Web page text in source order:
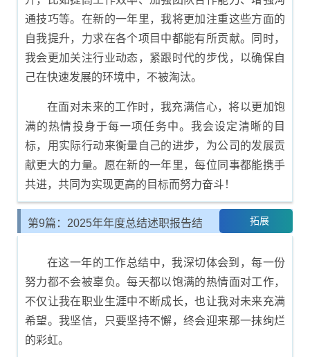
通技巧等。在新的一年里，我将更加注重这些方面的
自我提升，力求在各个项目中都能有所贡献。同时，
我会更加关注行业动态，紧跟时代的步伐，以确保自
己在快速发展的环境中，不被淘汰。
在面对未来的工作时，我充满信心，将以更加饱
满的热情投身于每一项任务中。我会设定清晰的目
标，用实际行动来衡量自己的进步，为公司的发展贡
献更大的力量。愿在新的一年里，每位同事都能携手
共进，共同为实现更高的目标而努力奋斗！
第9篇：2025年年度总结述职报告结 拓展
在这一年的工作总结中，我深切体会到，每一份
努力都不会被辜负。每天都以饱满的热情面对工作，
不仅让我在职业生涯中不断成长，也让我对未来充满
希望。我坚信，只要坚持不懈，终会迎来那一抹绚烂
的彩虹。